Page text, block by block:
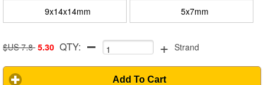
9x14x14mm 5x7mm
$US 7.8 5.30 QTY: + Strand
Add To Cart